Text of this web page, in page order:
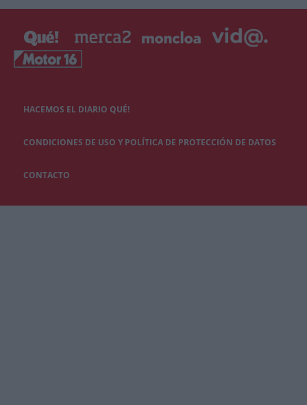
HACEMOS EL DIARIO QUÉ!
CONDICIONES DE USO Y POLÍTICA DE PROTECCIÓN DE DATOS
CONTACTO